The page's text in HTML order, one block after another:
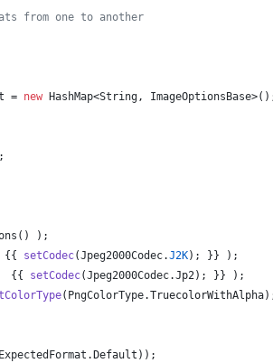
from one to another
= new HashMap<String, ImageOptionsBase
() );
{{ setCodec(Jpeg2000Codec.J2K); }} );
{{ setCodec(Jpeg2000Codec.Jp2); }} );
( PngColorType.TruecolorWithAlpha
. Default ));